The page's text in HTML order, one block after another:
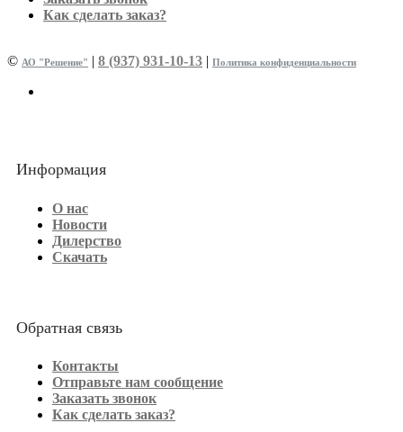
Как сделать заказ?
© АО "Решение" | 8 (937) 931-10-13 | Политика конфиденциальности
Информация
О нас
Новости
Дилерство
Скачать
Обратная связь
Контакты
Отправьте нам сообщение
Заказать звонок
Как сделать заказ?